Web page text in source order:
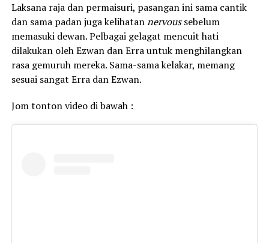
Laksana raja dan permaisuri, pasangan ini sama cantik
dan sama padan juga kelihatannervoussebelum
memasuki dewan. Pelbagai gelagat mencuit hati
dilakukan oleh Ezwan dan Erra untuk menghilangkan
rasa gemuruh mereka. Sama-sama kelakar, memang
sesuai sangat Erra dan Ezwan.
Jom tonton video di bawah :